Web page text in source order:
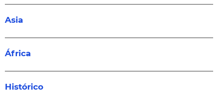
Asia
África
Histórico